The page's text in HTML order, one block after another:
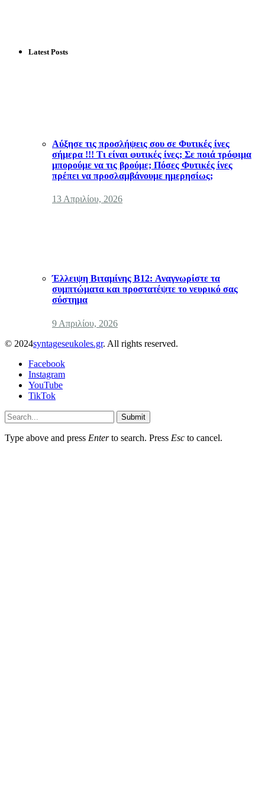
Latest Posts
Αύξησε τις προσλήψεις σου σε Φυτικές ίνες
σήμερα !!! Τι είναι φυτικές ίνες; Σε ποιά τρόφιμα
μπορούμε να τις βρούμε; Πόσες Φυτικές ίνες
πρέπει να προσλαμβάνουμε ημερησίως;
13 Απριλίου, 2026
Έλλειψη Βιταμίνης B12: Αναγνωρίστε τα
συμπτώματα και προστατέψτε το νευρικό σας
σύστημα
9 Απριλίου, 2026
© 2024syntageseukoles.gr. All rights reserved.
Facebook
Instagram
YouTube
TikTok
Submit
Type above and press Enterto search. Press Esc to cancel.